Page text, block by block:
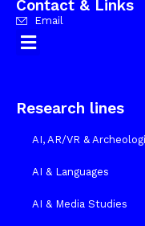
Contact & Links
Email
Research lines
AI, AR/VR &
AI & Languages
AI & Media Studies